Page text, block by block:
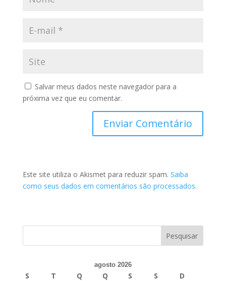
Salvar meus dados neste navegador para a
próxima vez que eu comentar.
Este site utiliza o Akismet para reduzir spam. Saiba
como seus dados em comentários são processados.
agosto 2026
S T Q Q S S
D